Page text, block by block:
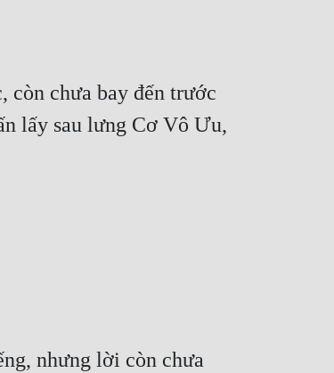
còn chưa bay đến trước
lấy sau lưng Cơ Vô Ưu,
nhưng lời còn chưa